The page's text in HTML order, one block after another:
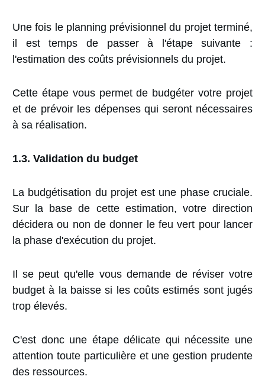
Une fois le planning prévisionnel du projet terminé,
il est temps de passer à l'étape suivante :
l'estimation des coûts prévisionnels du projet.
Cette étape vous permet de budgéter votre projet
et de prévoir les dépenses qui seront nécessaires
à sa réalisation.
1.3. Validation du budget
La budgétisation du projet est une phase cruciale.
Sur la base de cette estimation, votre direction
décidera ou non de donner le feu vert pour lancer
la phase d'exécution du projet.
Il se peut qu'elle vous demande de réviser votre
budget à la baisse si les coûts estimés sont jugés
trop élevés.
C'est donc une étape délicate qui nécessite une
attention toute particulière et une gestion prudente
des ressources.